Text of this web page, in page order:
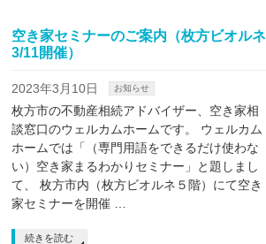
空き家セミナーのご案内（枚方ビオルネ
3/11開催）
2023年3月10日 お知らせ
枚方市の不動産相続アドバイザー、空き家相
談窓口のウェルカムホームです。 ウェルカム
ホームでは「（専門用語をできるだけ使わな
い）空き家まるわかりセミナー」と題しまし
て、 枚方市内（枚方ビオルネ５階）にて空き
家セミナーを開催 …
続きを読む